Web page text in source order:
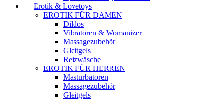
Erotik & Lovetoys
EROTIK FÜR DAMEN
Dildos
Vibratoren & Womanizer
Massagezubehör
Gleitgels
Reizwäsche
EROTIK FÜR HERREN
Masturbatoren
Massagezubehör
Gleitgels